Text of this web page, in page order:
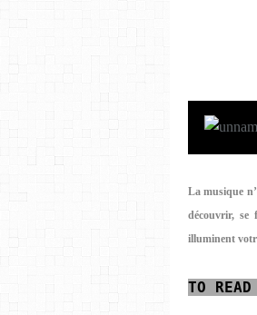
La musique
découvrir,
illuminent
TO READ